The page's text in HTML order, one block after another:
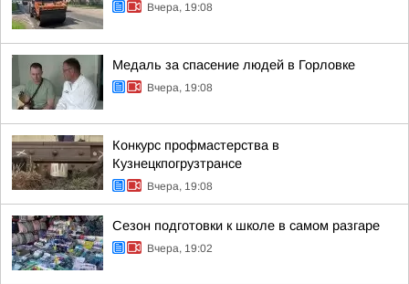
Вчера, 19:08
Медаль за спасение людей в Горловке
Вчера, 19:08
Конкурс профмастерства в
Кузнецкпогрузтрансе
Вчера, 19:08
Сезон подготовки к школе в самом разгаре
Вчера, 19:02